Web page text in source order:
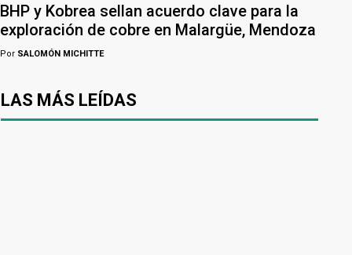
BHP y Kobrea sellan acuerdo clave para la
exploración de cobre en Malargüe, Mendoza
Por SALOMÓN MICHITTE
LAS MÁS LEÍDAS